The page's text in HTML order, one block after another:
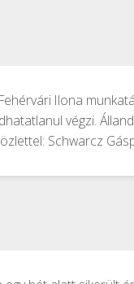
Ilona
végzi.
Schwarcz